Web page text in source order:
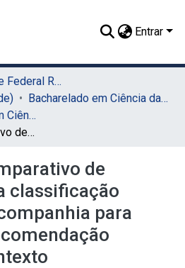
Entrar
01. Universidade Federal Rural de Pernambuco - UFRPE (Sede)
Bacharelado em Ciência da Computação (Sede)
TCC - Bacharelado em Ciência da Computação (Sede)
Um estudo comparativo de técnicas para a classificação contextual de companhia para sistemas de recomendação sensíveis a contexto
de
classificação
para